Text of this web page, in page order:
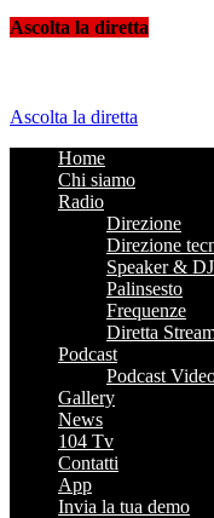
Radio 104
Like It !
Ascolta la diretta
Ascolta la diretta
Home
Chi siamo
Radio
Direzione
Direzione
Speaker & DJ
Palinsesto
Frequenze
Diretta
Podcast
Podcast
Gallery
News
104 Tv
Contatti
App
Invia la tua demo